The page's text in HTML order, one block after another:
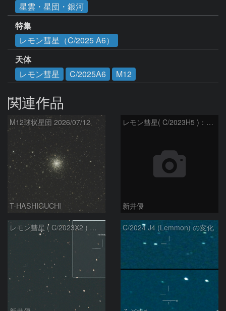
星雲・星団・銀河
特集
レモン彗星（C/2025 A6）
天体
レモン彗星
C/2025A6 M12
関連作品
M12球状星団 2026/07/12
T-HASHIGUCHI
レモン彗星( C/2023H5 )：2026/05/20
新井優
レモン彗星 ( C/2023X2 ) の予報位置：2026/05/29 C/2024 J4 (Lemmon) の変化